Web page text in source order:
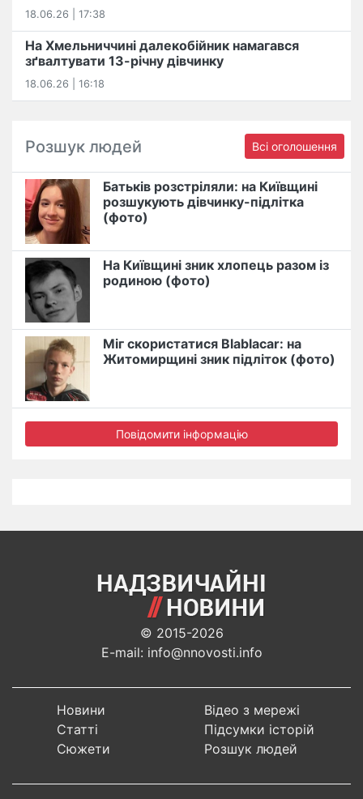
18.06.26 | 17:38
На Хмельниччині далекобійник намагався
зґвалтувати 13-річну дівчинку
18.06.26 | 16:18
Розшук людей Всі оголошення
Батьків розстріляли: на Київщині
розшукують дівчинку-підлітка
(фото)
На Київщині зник хлопець разом із
родиною (фото)
Міг скористатися Blablacar: на
Житомирщині зник підліток (фото)
Повідомити інформацію
© 2015-2026
E-mail: info@nnovosti.info
Новини
Статті
Сюжети
Відео з мережі
Підсумки історій
Розшук людей